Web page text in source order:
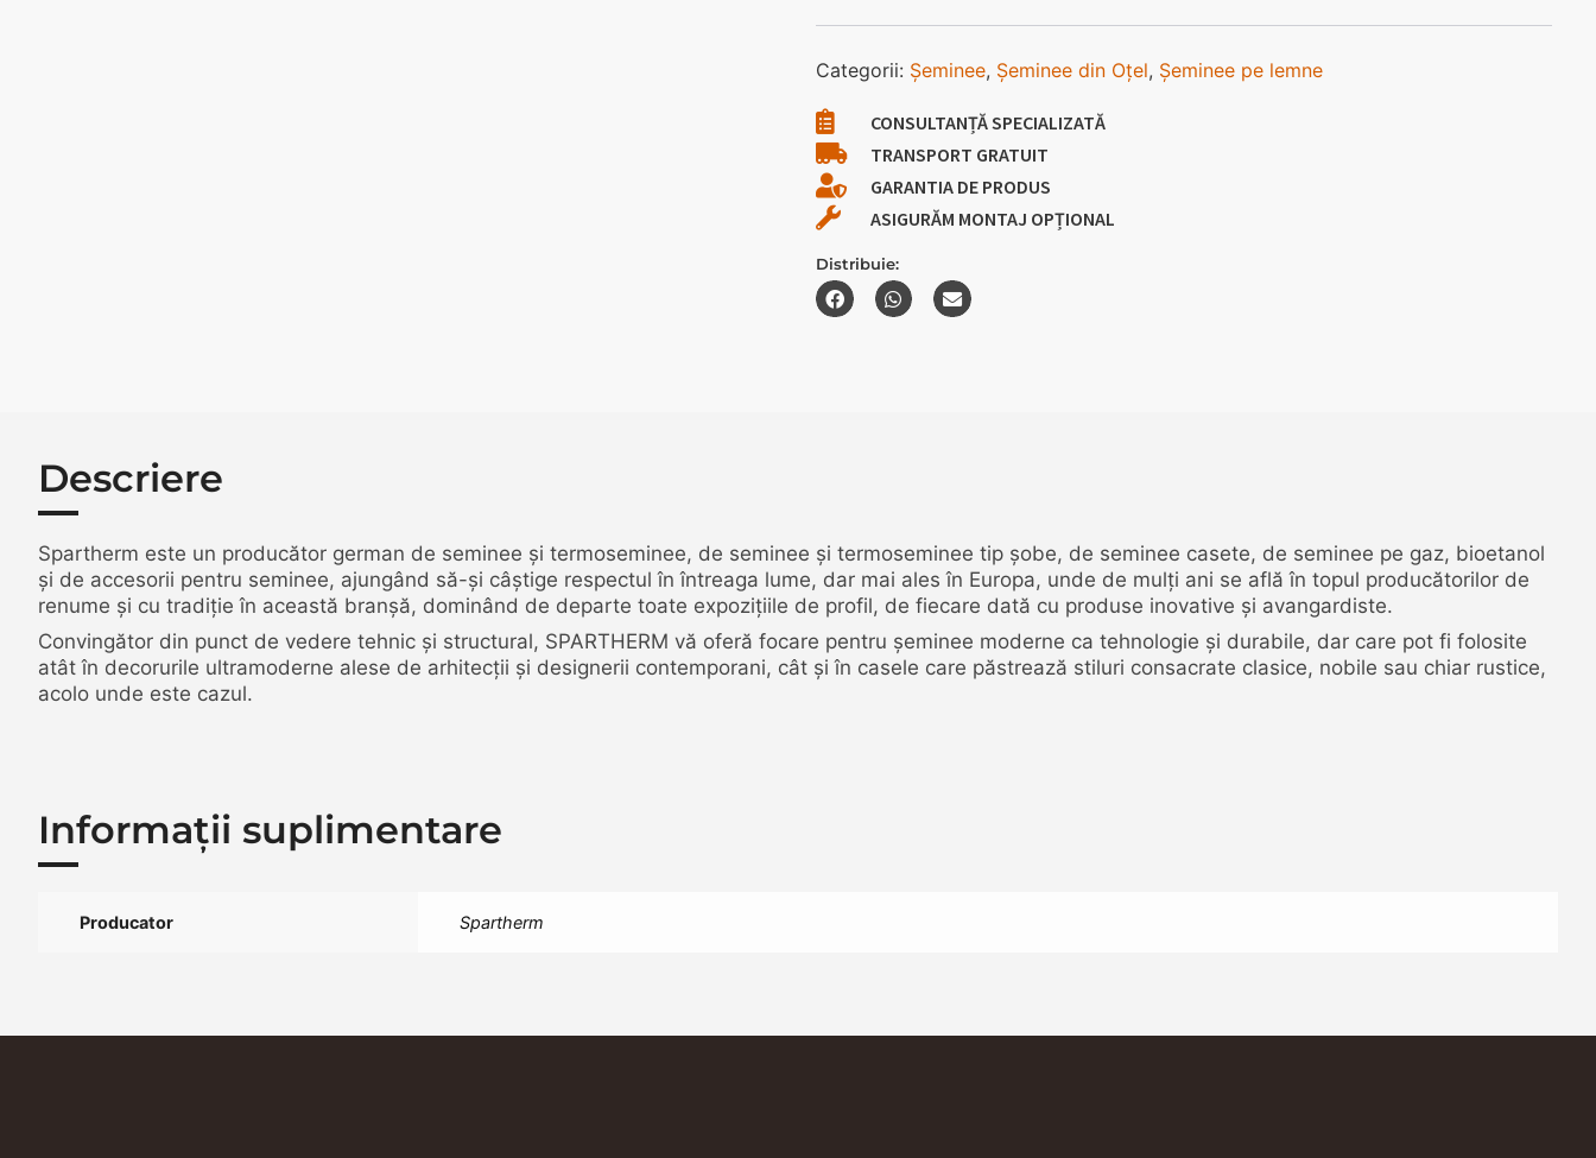
Categorii: Șeminee, Șeminee din Oțel, Șeminee pe lemne
CONSULTANȚĂ SPECIALIZATĂ
TRANSPORT GRATUIT
GARANTIA DE PRODUS
ASIGURĂM MONTAJ OPȚIONAL
Distribuie:
Descriere
Spartherm este un producător german de seminee și termoseminee, de seminee și termoseminee tip șobe, de seminee casete, de seminee pe gaz, bioetanol
și de accesorii pentru seminee, ajungând să-și câștige respectul în întreaga lume, dar mai ales în Europa, unde de mulți ani se află în topul producătorilor de
renume și cu tradiție în această branșă, dominând de departe toate expozițiile de profil, de fiecare dată cu produse inovative și avangardiste.
Convingător din punct de vedere tehnic și structural, SPARTHERM vă oferă focare pentru șeminee moderne ca tehnologie și durabile, dar care pot fi folosite
atât în decorurile ultramoderne alese de arhitecții și designerii contemporani, cât și în casele care păstrează stiluri consacrate clasice, nobile sau chiar rustice,
acolo unde este cazul.
Informații suplimentare
Producator Spartherm